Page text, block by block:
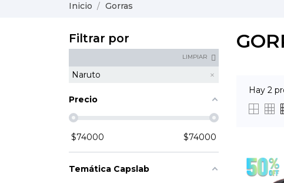
Inicio Gorras
Filtrar por
LIMPIAR
Naruto
Precio
$74000 $74000
Temática Capslab
Hay 2